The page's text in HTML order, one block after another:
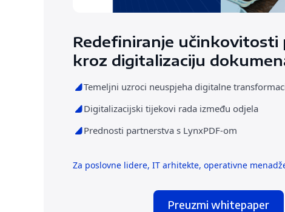
Redefiniranje učinkovitosti
kroz digitalizaciju
Temeljni uzroci neuspjeha digitalne
Digitalizacijski tijekovi rada između odjela
Prednosti partnerstva s LynxPDF-om
Za poslovne lidere, IT arhitekte, operativne
Preuzmi whitepaper